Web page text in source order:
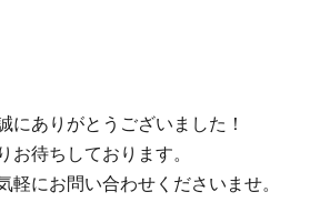
にありがとうございました！
お待ちしております。
にお問い合わせくださいませ。